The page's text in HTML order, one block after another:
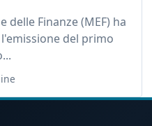
Finanze (MEF) ha
del primo